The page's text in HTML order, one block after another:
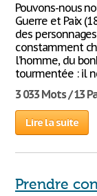
Pouvons-nous
Guerre et Paix
des
constamment
l’homme, du
tourmentée : il
3 033 Mots / 13
Lire la suite
Prendre